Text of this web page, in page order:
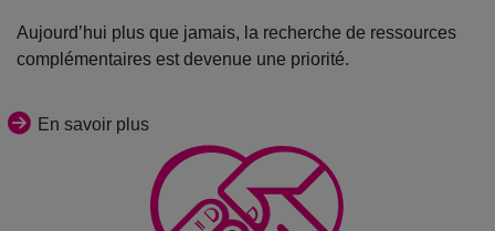
Aujourd’hui plus que jamais, la recherche de ressources
complémentaires est devenue une priorité.
En savoir plus